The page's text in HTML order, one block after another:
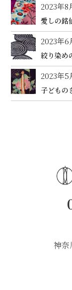
2023年8
愛しの銘
2023年6
絞り染め
2023年5
子どもの
神奈